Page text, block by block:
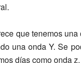
que tenemos
una onda Y. Se
días como onda